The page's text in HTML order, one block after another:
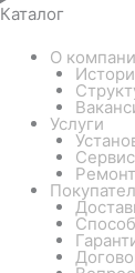
Каталог
О
Услуги
Ремонт